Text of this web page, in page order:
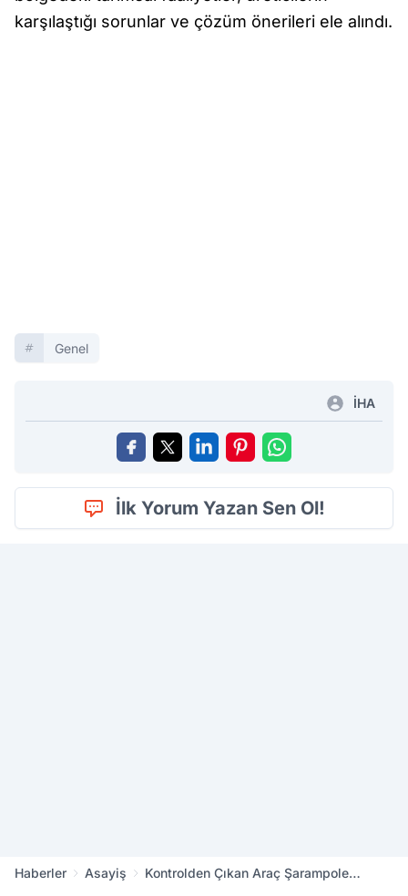
karşılaştığı sorunlar ve çözüm önerileri ele alındı.
Genel
İHA
İlk Yorum Yazan Sen Ol!
Haberler Asayiş
Kontrolden Çıkan Araç Şarampole